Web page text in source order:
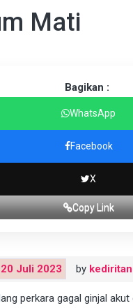
Mati
Bagikan :
WhatsApp
Facebook
X
Copy Link
20 Juli 2023 by
perkara gagal ginjal akut